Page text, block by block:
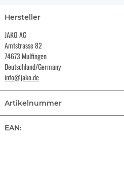
Hersteller
JAKO AG
Amtstrasse 82
74673 Mulfingen
Deutschland/Germany
info@jako.de
Artikelnummer
EAN: